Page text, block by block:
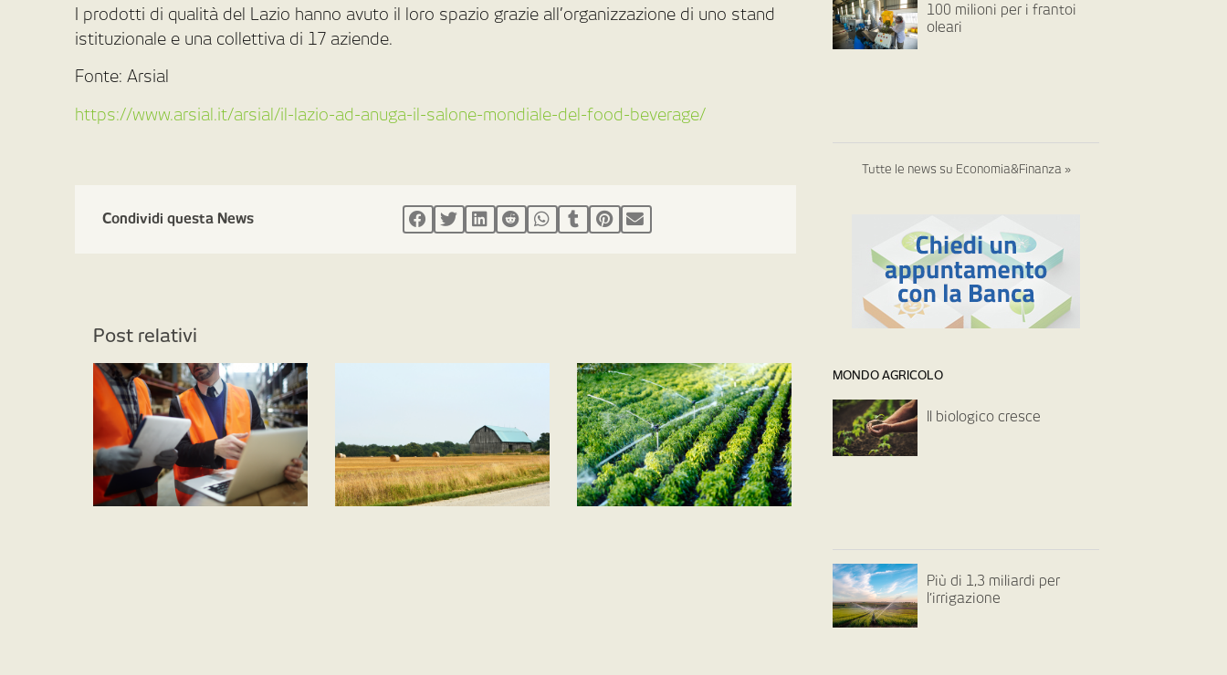
I prodotti di qualità del Lazio hanno avuto il loro spazio grazie all’organizzazione di uno stand
istituzionale e una collettiva di 17 aziende.
Fonte: Arsial
https://www.arsial.it/arsial/il-lazio-ad-anuga-il-salone-mondiale-del-food-beverage/
Condividi questa News
Post relativi
100 milioni per i frantoi
oleari
Tutte le news su Economia&Finanza »
MONDO AGRICOLO
Il biologico cresce
Più di 1,3 miliardi per
l’irrigazione